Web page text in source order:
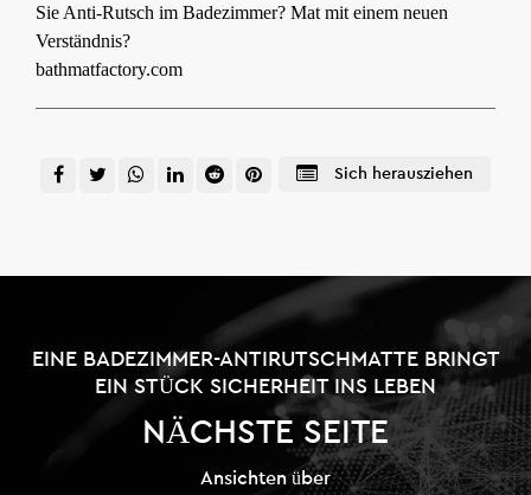
Sie Anti-Rutsch im Badezimmer? Mat mit einem neuen
Verständnis?
bathmatfactory.com
Sich herausziehen
EINE BADEZIMMER-ANTIRUTSCHMATTE BRINGT
EIN STÜCK SICHERHEIT INS LEBEN
NÄCHSTE SEITE
Ansichten über